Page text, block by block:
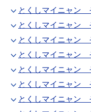
とくしマイニャン
とくしマイニャン
とくしマイニャン
とくしマイニャン
とくしマイニャン
とくしマイニャン
とくしマイニャン